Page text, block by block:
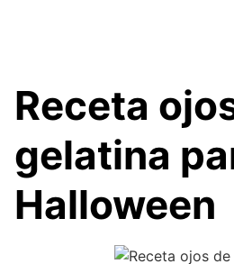
Receta
gelatina
Halloween